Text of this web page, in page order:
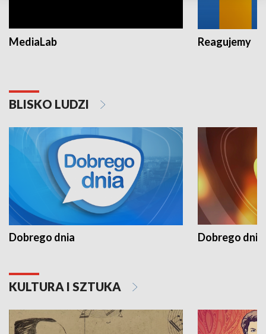
MediaLab Reagujemy
BLISKO LUDZI
Dobrego dnia Dobrego dnia
KULTURA I SZTUKA